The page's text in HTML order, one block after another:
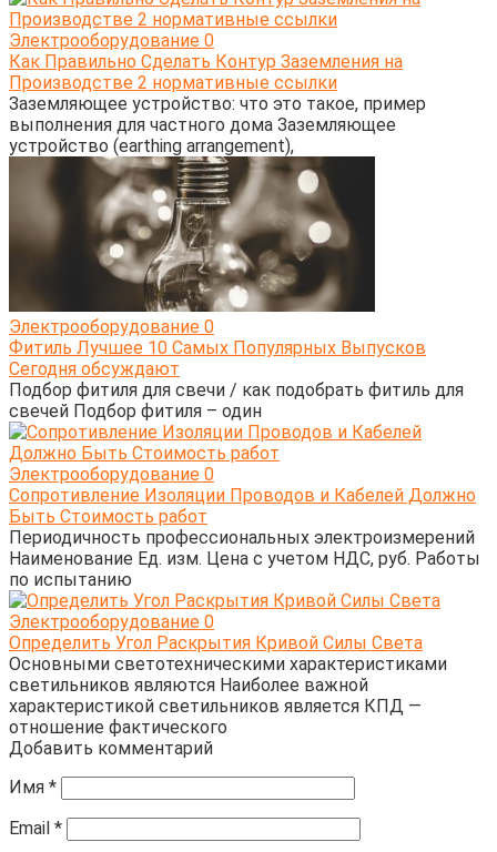
Электрооборудование 0
Как Правильно Сделать Контур Заземления на
Производстве 2 нормативные ссылки
Заземляющее устройство: что это такое, пример
выполнения для частного дома Заземляющее
устройство (earthing arrangement),
Электрооборудование 0
Фитиль Лучшее 10 Самых Популярных Выпусков
Сегодня обсуждают
Подбор фитиля для свечи / как подобрать фитиль для
свечей Подбор фитиля – один
Электрооборудование 0
Сопротивление Изоляции Проводов и Кабелей Должно
Быть Стоимость работ
Периодичность профессиональных электроизмерений
Наименование Ед. изм. Цена с учетом НДС, руб. Работы
по испытанию
Электрооборудование 0
Определить Угол Раскрытия Кривой Силы Света
Основными светотехническими характеристиками
светильников являются Наиболее важной
характеристикой светильников является КПД —
отношение фактического
Добавить комментарий
Имя *
Email *